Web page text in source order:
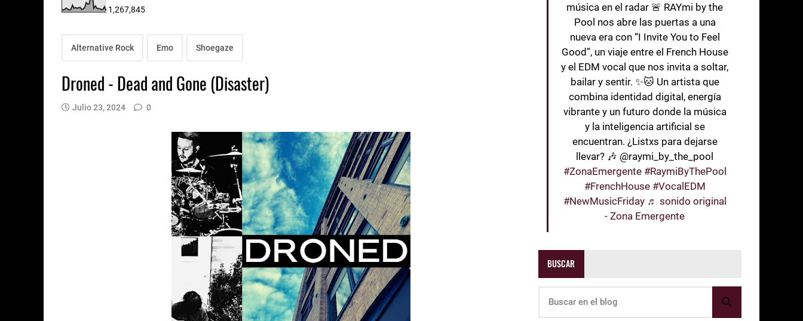
1,267,845
Alternative Rock Emo Shoegaze
Droned - Dead and Gone (Disaster)
Julio 23, 2024 0
música en el radar 🚨 RAYmi by the
Pool nos abre las puertas a una
nueva era con “I Invite You to Feel
Good”, un viaje entre el French House
y el EDM vocal que nos invita a soltar,
bailar y sentir. ✨🐱 Un artista que
combina identidad digital, energía
vibrante y un futuro donde la música
y la inteligencia artificial se
encuentran. ¿Listxs para dejarse
llevar? 🎶 @raymi_by_the_pool
#ZonaEmergente #RaymiByThePool
#FrenchHouse #VocalEDM
#NewMusicFriday ♬ sonido original
- Zona Emergente
BUSCAR